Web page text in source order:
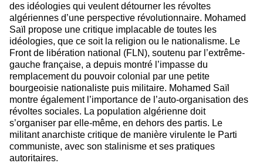
des idéologies qui veulent détourner les révoltes
algériennes d’une perspective révolutionnaire. Mohamed
Saïl propose une critique implacable de toutes les
idéologies, que ce soit la religion ou le nationalisme. Le
Front de libération national (FLN), soutenu par l’extrême-
gauche française, a depuis montré l’impasse du
remplacement du pouvoir colonial par une petite
bourgeoisie nationaliste puis militaire. Mohamed Saïl
montre également l’importance de l’auto-organisation des
révoltes sociales. La population algérienne doit
s’organiser par elle-même, en dehors des partis. Le
militant anarchiste critique de manière virulente le Parti
communiste, avec son stalinisme et ses pratiques
autoritaires.